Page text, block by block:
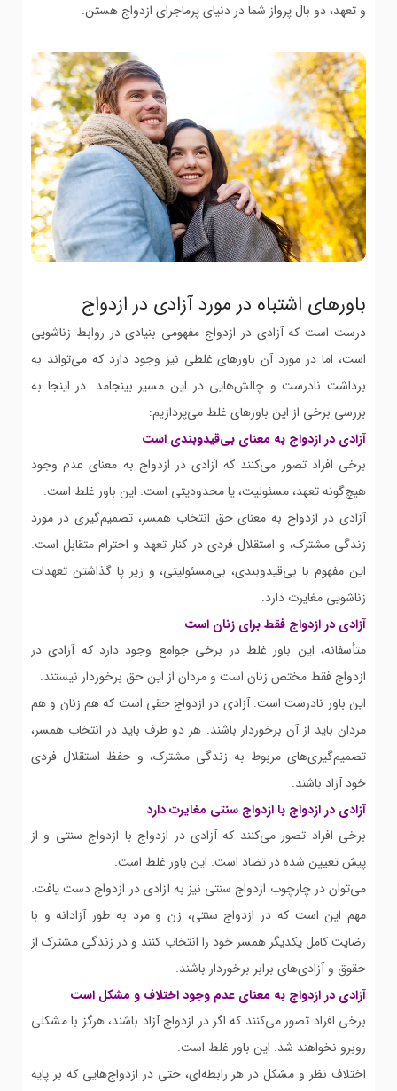
و تعهد، دو بال پرواز شما در دنیای پرماجرای ازدواج هستن.
باورهای اشتباه در مورد آزادی در ازدواج
درست است که آزادی در ازدواج مفهومی بنیادی در روابط زناشویی
است، اما در مورد آن باورهای غلطی نیز وجود دارد که می‌تواند به
برداشت نادرست و چالش‌هایی در این مسیر بینجامد. در اینجا به
بررسی برخی از این باورهای غلط می‌پردازیم:
آزادی در ازدواج به معنای بی‌قیدوبندی است
برخی افراد تصور می‌کنند که آزادی در ازدواج به معنای عدم وجود
هیچ‌گونه تعهد، مسئولیت، یا محدودیتی است. این باور غلط است.
آزادی در ازدواج به معنای حق انتخاب همسر، تصمیم‌گیری در مورد
زندگی مشترک، و استقلال فردی در کنار تعهد و احترام متقابل است.
این مفهوم با بی‌قیدوبندی، بی‌مسئولیتی، و زیر پا گذاشتن تعهدات
زناشویی مغایرت دارد.
آزادی در ازدواج فقط برای زنان است
متأسفانه، این باور غلط در برخی جوامع وجود دارد که آزادی در
ازدواج فقط مختص زنان است و مردان از این حق برخوردار نیستند.
این باور نادرست است. آزادی در ازدواج حقی است که هم زنان و هم
مردان باید از آن برخوردار باشند. هر دو طرف باید در انتخاب همسر،
تصمیم‌گیری‌های مربوط به زندگی مشترک، و حفظ استقلال فردی
خود آزاد باشند.
آزادی در ازدواج با ازدواج سنتی مغایرت دارد
برخی افراد تصور می‌کنند که آزادی در ازدواج با ازدواج سنتی و از
پیش تعیین شده در تضاد است. این باور غلط است.
می‌توان در چارچوب ازدواج سنتی نیز به آزادی در ازدواج دست یافت.
مهم این است که در ازدواج سنتی، زن و مرد به طور آزادانه و با
رضایت کامل یکدیگر همسر خود را انتخاب کنند و در زندگی مشترک از
حقوق و آزادی‌های برابر برخوردار باشند.
آزادی در ازدواج به معنای عدم وجود اختلاف و مشکل است
برخی افراد تصور می‌کنند که اگر در ازدواج آزاد باشند، هرگز با مشکلی
روبرو نخواهند شد. این باور غلط است.
اختلاف نظر و مشکل در هر رابطه‌ای، حتی در ازدواج‌هایی که بر پایه